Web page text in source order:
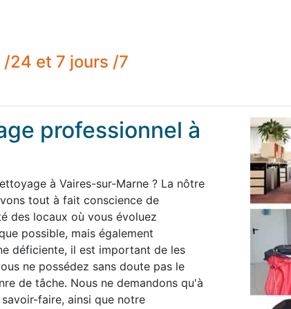
24 et 7 jours /7
professionnel à
à Vaires-sur-Marne ? La nôtre
tout à fait conscience de
des locaux où vous évoluez
possible, mais également
déficiente, il est important de les
ne possédez sans doute pas le
de tâche. Nous ne demandons qu'à
faire, ainsi que notre